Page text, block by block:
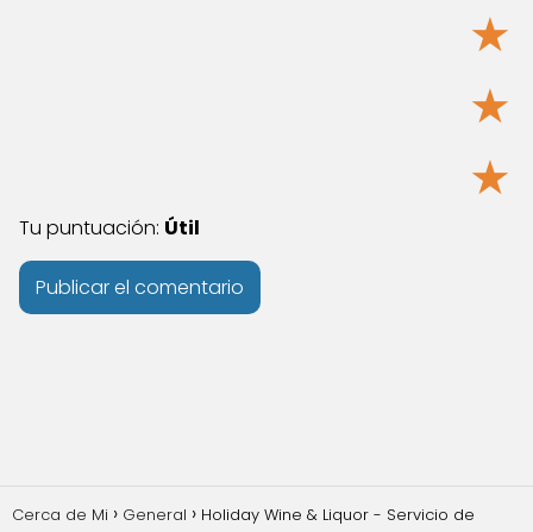
★
★
★
Tu puntuación: Útil
Cerca de Mi General Holiday Wine & Liquor - Servicio de